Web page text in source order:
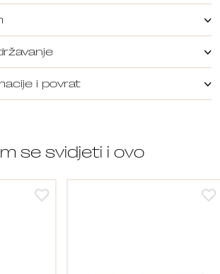
i povrat
se svidjeti i ovo